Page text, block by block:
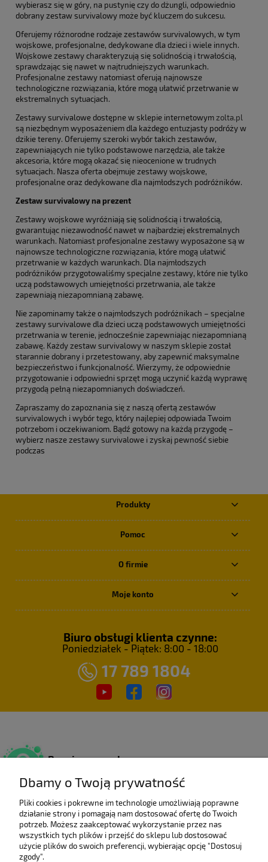
wybierasz się w góry, na pustynię czy do dżungli, odpowiednio
dobrany zestaw survivalowy może być kluczem do sukcesu.
Oferujemy różnorodne rodzaje zestawów survivalowych, w tym
wojskowe, profesjonalne, dedykowane dla dzieci i wiele innych.
Wojskowe zestawy charakteryzują się solidnością i trwałością,
sprawdzając się nawet w najtrudniejszych warunkach.
Profesjonalne zestawy natomiast oferują najnowsze
technologiczne rozwiązania, które mogą ułatwić przetrwanie w
ekstremalnych sytuacjach.
Zestawy survivalowe dostępne w sklepie internetowymzolta.pl
są niezbędnym wyposażeniem dla każdego entuzjasty podróży w
dzikie tereny. Oferujemy szeroki wybór takich zestawów,
zapewniających nie tylko podstawowe narzędzia, ale także
akcesoria, które mogą okazać się nieocenione w trudnych
sytuacjach. Nasza oferta obejmuje zestawy wojskowe,
profesjonalne oraz dedykowane dla najmłodszych podróżników.
Zestaw survivalowy na prezent
Zestawy wojskowe wyróżniają się solidnością i trwałością,
gwarantując niezawodność nawet w najbardziej ekstremalnych
warunkach. Natomiast profesjonalne zestawy wyposażone są w
najnowsze technologiczne rozwiązania, które mogą ułatwić
przetrwanie w każdych warunkach. Dla najmłodszych
podróżników przygotowaliśmy specjalne zestawy, które nie tylko
uczą podstawowych umiejętności przetrwania, ale także
zapewniają niezapomnianą zabawę.
Nie zapominamy także o najmłodszych podróżnikach – specjalne
zestawy survivalowe dla dzieci uczą podstawowych umiejętności
przetrwania w terenie, jednocześnie zapewniając niezapomnianą
zabawę. Każdy zestaw survivalowy w naszym sklepie został
starannie dobrany i przetestowany, aby zapewnić maksymalne
bezpieczeństwo i funkcjonalność. Wierzymy, że odpowiednie
przygotowanie i odpowiedni sprzęt mogą uczynić każdą wyprawę
przygodą pełną niezapomnianych doświadczeń.
Zapraszamy do zapoznania się z naszą ofertą zestawów
survivalowych i wybór tego, który najlepiej odpowiada Twoim
potrzebom i oczekiwaniom. Bądź gotowy na każdą przygodę –
wybierz nasze zestawy survivalowe i zyskaj pewność siebie
podczas
Produkty
Pomoc
O firmie
Moje konto
Biuro obsługi klienta czynne:
Poniedziałek - Piątek: 8:00 - 18:00
17 789 1804
Bezpieczne zakupy
Wieloletni laureat
rankingu e-Gazele Biznesu.
Dbamy o Twoją prywatność
Pliki cookies i pokrewne im technologie umożliwiają poprawne
działanie strony i pomagają nam dostosować ofertę do Twoich
potrzeb. Możesz zaakceptować wykorzystanie przez nas
wszystkich tych plików i przejść do sklepu lub dostosować
użycie plików do swoich preferencji, wybierając opcję "Dostosuj
zgody".